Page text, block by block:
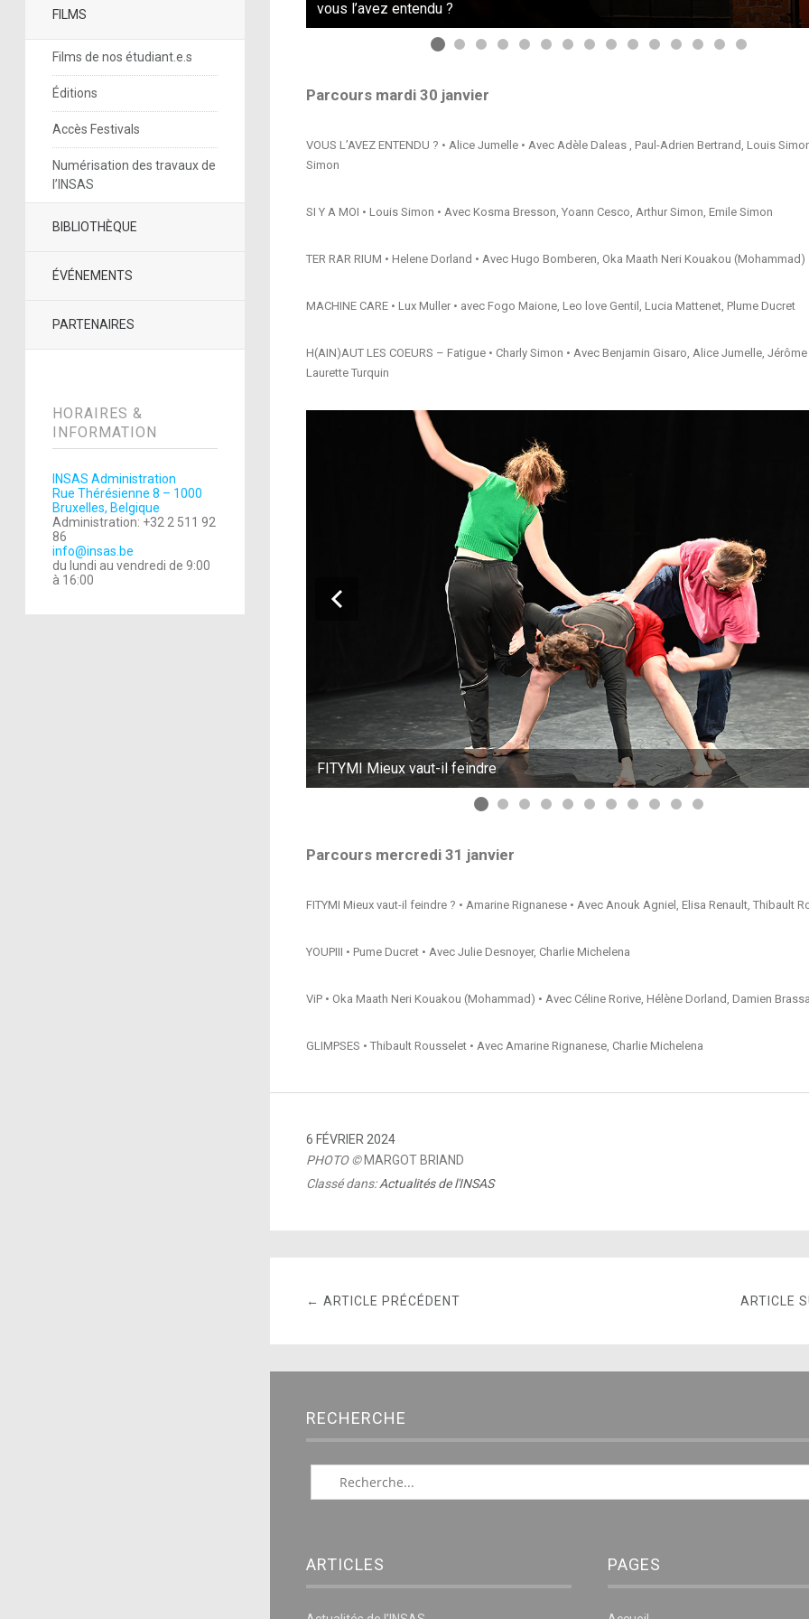
FILMS
Films de nos étudiant.e.s
Éditions
Accès Festivals
Numérisation des travaux de
l’INSAS
BIBLIOTHÈQUE
ÉVÉNEMENTS
PARTENAIRES
HORAIRES &
INFORMATION
INSAS Administration
Rue Thérésienne 8 – 1000
Bruxelles, Belgique
Administration: +32 2 511 92
86
info@insas.be
du lundi au vendredi de 9:00
à 16:00
vous l’avez entendu ?
Parcours mardi 30 janvier
VOUS L’AVEZ ENTENDU ? • Alice Jumelle • Avec Adèle Daleas , Paul-Adrien Bertrand, Louis
Simon
SI Y A MOI • Louis Simon • Avec Kosma Bresson, Yoann Cesco, Arthur Simon, Emile Simon
TER RAR RIUM • Helene Dorland • Avec Hugo Bomberen, Oka Maath Neri Kouakou (Mohammad)
MACHINE CARE • Lux Muller • avec Fogo Maione, Leo love Gentil, Lucia Mattenet, Plume Ducret
H(AIN)AUT LES COEURS – Fatigue • Charly Simon • Avec Benjamin Gisaro, Alice Jumelle, Jérôme
Laurette Turquin
FITYMI Mieux vaut-il feindre
Parcours mercredi 31 janvier
FITYMI Mieux vaut-il feindre ? • Amarine Rignanese • Avec Anouk Agniel, Elisa Renault, Thibault
YOUPIII • Pume Ducret • Avec Julie Desnoyer, Charlie Michelena
ViP • Oka Maath Neri Kouakou (Mohammad) • Avec Céline Rorive, Hélène Dorland, Damien
GLIMPSES • Thibault Rousselet • Avec Amarine Rignanese, Charlie Michelena
6 FÉVRIER 2024
PHOTO © MARGOT BRIAND
Classé dans:Actualités de l'INSAS
ARTICLE
← ARTICLE PRÉCÉDENT
RECHERCHE
ARTICLES PAGES